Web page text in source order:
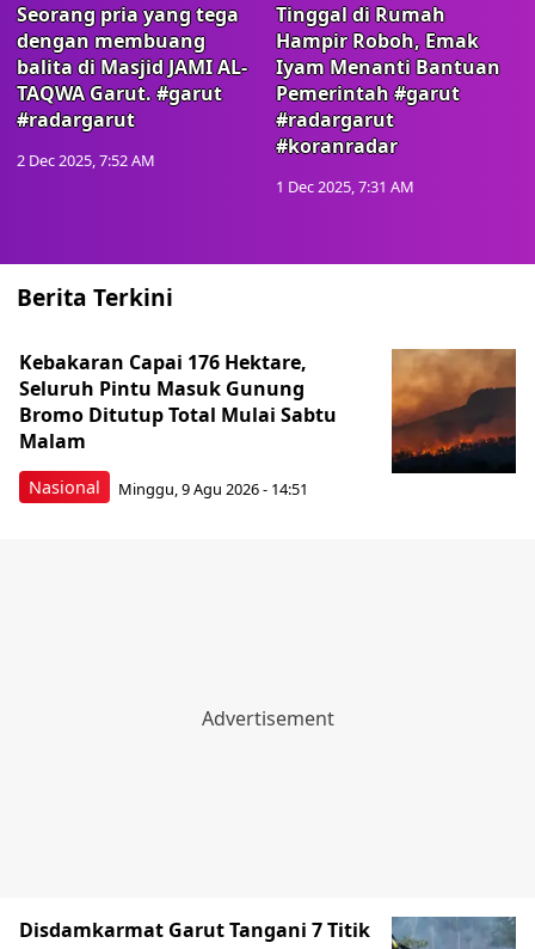
Seorang pria yang tega
dengan membuang
balita di Masjid JAMI AL-
TAQWA Garut. #garut
#radargarut
2 Dec 2025, 7:52 AM
Tinggal di Rumah
Hampir Roboh, Emak
Iyam Menanti Bantuan
Pemerintah #garut
#radargarut
#koranradar
1 Dec 2025, 7:31 AM
Berita Terkini
Nasional
Kebakaran Capai 176 Hektare,
Seluruh Pintu Masuk Gunung
Bromo Ditutup Total Mulai Sabtu
Malam
Minggu, 9 Agu 2026 - 14:51
Disdamkarmat Garut Tangani 7 Titik